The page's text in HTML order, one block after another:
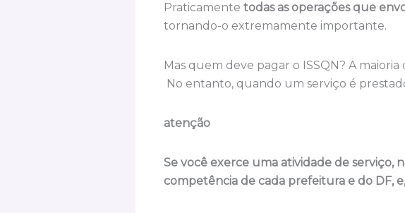
Praticamente todas as operações que
tornando-o extremamente importante.
Mas quem deve pagar o ISSQN? A
No entanto, quando um serviço é
atenção
Se você exerce uma atividade de serviço,
competência de cada prefeitura e do DF,